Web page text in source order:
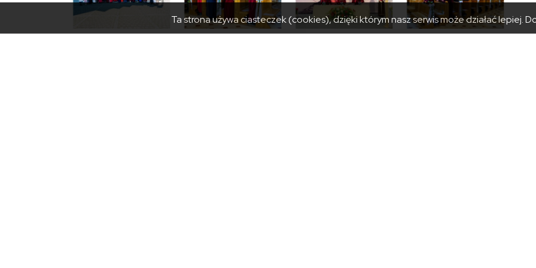
Ta strona używa ciasteczek (cookies), dzięki którym nasz serwis może działać lepiej.